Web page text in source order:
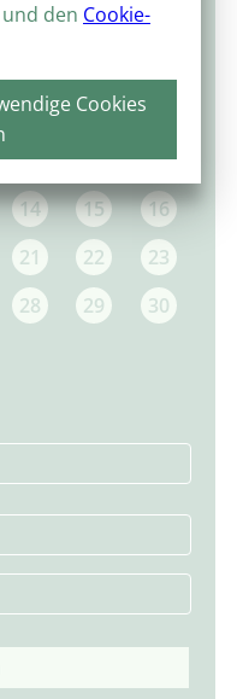
1
7 8
9
14 15
16
21 22
23
28 29
30
und den Cookie-
Cookies